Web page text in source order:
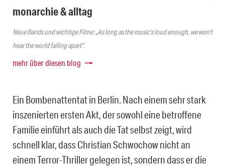
monarchie & alltag
Neue Bands und wichtige Filme: „As long as the music’s loud enough, we won’t
hear the world falling apart“.
mehr über diesen blog
Ein Bombenattentat in Berlin. Nach einem sehr stark
inszenierten ersten Akt, der sowohl eine betroffene
Familie einführt als auch die Tat selbst zeigt, wird
schnell klar, dass Christian Schwochow nicht an
einem Terror-Thriller gelegen ist, sondern dass er die